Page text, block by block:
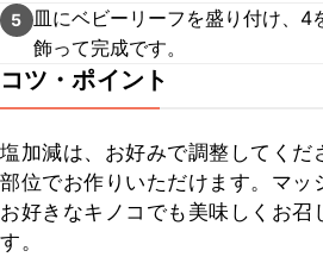
5
皿にベビーリーフを盛り付け、4
飾って完成です。
コツ・ポイント
塩加減は、お好みで調整してくだ
部位でお作りいただけます。マッ
お好きなキノコでも美味しくお召
す。